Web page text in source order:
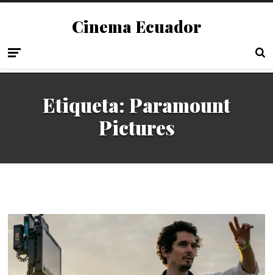
Cinema Ecuador
Etiqueta: Paramount
Pictures